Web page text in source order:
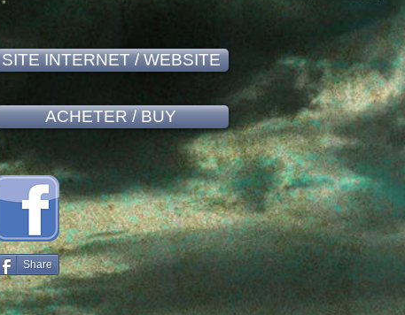
SITE INTERNET / WEBSITE
ACHETER / BUY
Share